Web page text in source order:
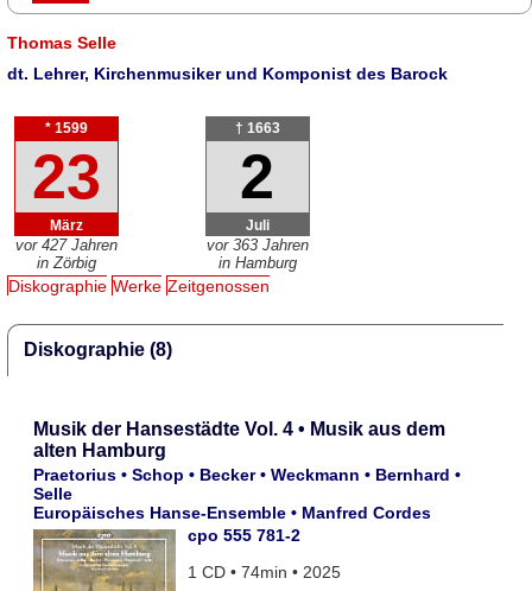
Thomas Selle
dt. Lehrer, Kirchenmusiker und Komponist des Barock
* 1599
23
März
vor 427 Jahren
in Zörbig
† 1663
2
Juli
vor 363 Jahren
in Hamburg
Diskographie Werke Zeitgenossen
Diskographie (8)
Musik der Hansestädte Vol. 4 • Musik aus dem
alten Hamburg
Praetorius • Schop • Becker • Weckmann • Bernhard •
Selle
Europäisches Hanse-Ensemble • Manfred Cordes
cpo 555 781-2
1 CD • 74min • 2025